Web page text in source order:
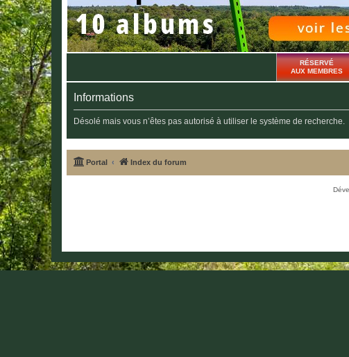
RÉSERVÉ
AUX MEMBRES
Informations
Désolé mais vous n’êtes pas autorisé à utiliser le système de recherche.
Portal Index du forum